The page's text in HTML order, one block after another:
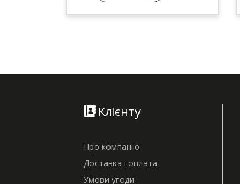
Клієнту
Про компанію
Доставка і оплата
Умови угоди